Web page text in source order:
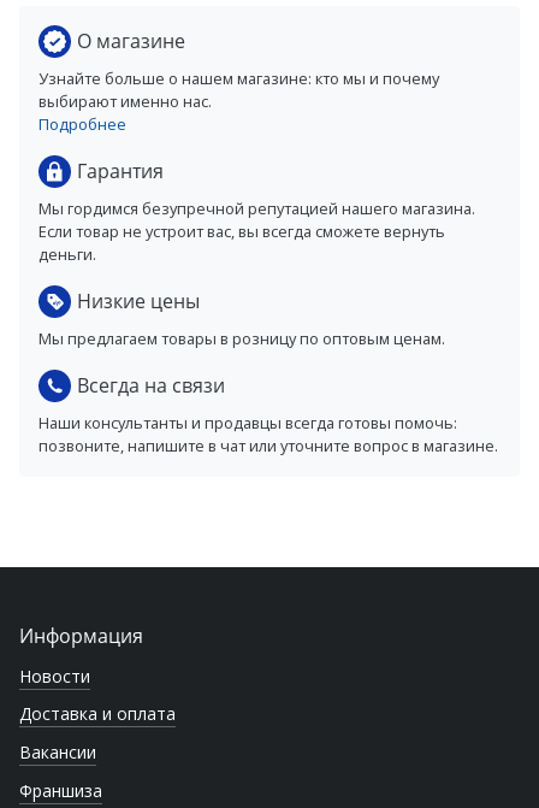
О магазине
Узнайте больше о нашем магазине: кто мы и почему
выбирают именно нас.
Подробнее
Гарантия
Мы гордимся безупречной репутацией нашего магазина.
Если товар не устроит вас, вы всегда сможете вернуть
деньги.
Низкие цены
Мы предлагаем товары в розницу по оптовым ценам.
Всегда на связи
Наши консультанты и продавцы всегда готовы помочь:
позвоните, напишите в чат или уточните вопрос в магазине.
Информация
Новости
Доставка и оплата
Вакансии
Франшиза